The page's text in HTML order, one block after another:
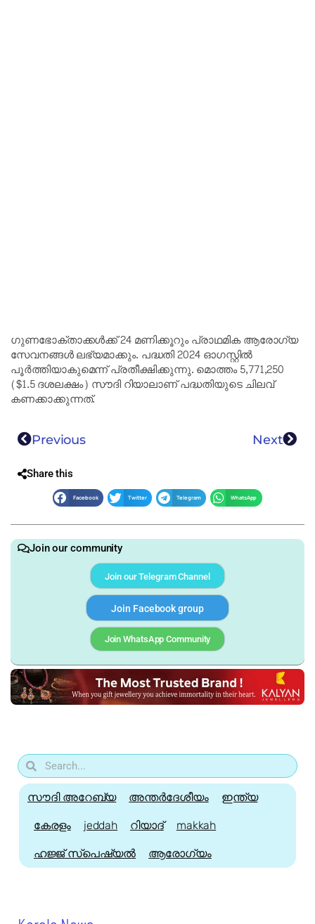
ഗുണഭോക്താക്കൾക്ക് 24 മണിക്കൂറും പ്രാഥമിക ആരോഗ്യ
സേവനങ്ങൾ ലഭ്യമാക്കും. പദ്ധതി 2024 ഓഗസ്റ്റിൽ
പൂർത്തിയാകുമെന്ന് പ്രതീക്ഷിക്കുന്നു. മൊത്തം 5,771,250
($1.5 ദശലക്ഷം) സൗദി റിയാലാണ് പദ്ധതിയുടെ ചിലവ്
കണക്കാക്കുന്നത്.
Previous Next
Share this
Facebook Twitter Telegram WhatsApp
Join our community
Join our Telegram Channel
Join Facebook group
Join WhatsApp Community
സൗദി അറേബ്യ അന്തർദേശീയം ഇന്ത്യ
കേരളം jeddah റിയാദ് makkah
ഹജ്ജ്‌ സ്പെഷ്യൽ ആരോഗ്യം